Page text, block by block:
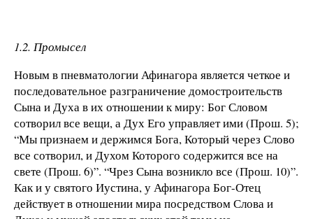
1.2. Промысел
Новым в пневматологии Афинагора является четкое и
последовательное разграничение домостроительств
Сына и Духа в их отношении к миру: Бог Словом
сотворил все вещи, а Дух Его управляет ими (Прош. 5);
“Мы признаем и держимся Бога, Который через Слово
все сотворил, и Духом Которого содержится все на
свете (Прош. 6)”. “Чрез Сына возникло все (Прош. 10)”.
Как и у святого Иустина, у Афинагора Бог-Отец
действует в отношении мира посредством Слова и